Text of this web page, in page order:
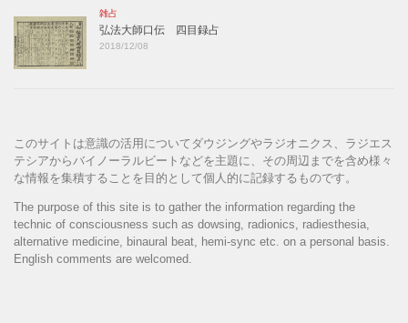
雑占
弘法大師口伝 四目録占
2018/12/08
このサイトは意識の活用についてダウジングやラジオニクス、ラジエス
テシアからバイノーラルビートなどを主題に、その周辺までを含め様々
な情報を集積することを目的として個人的に記録するものです。
The purpose of this site is to gather the information regarding the
technic of consciousness such as dowsing, radionics, radiesthesia,
alternative medicine, binaural beat, hemi-sync etc. on a personal basis.
English comments are welcomed.